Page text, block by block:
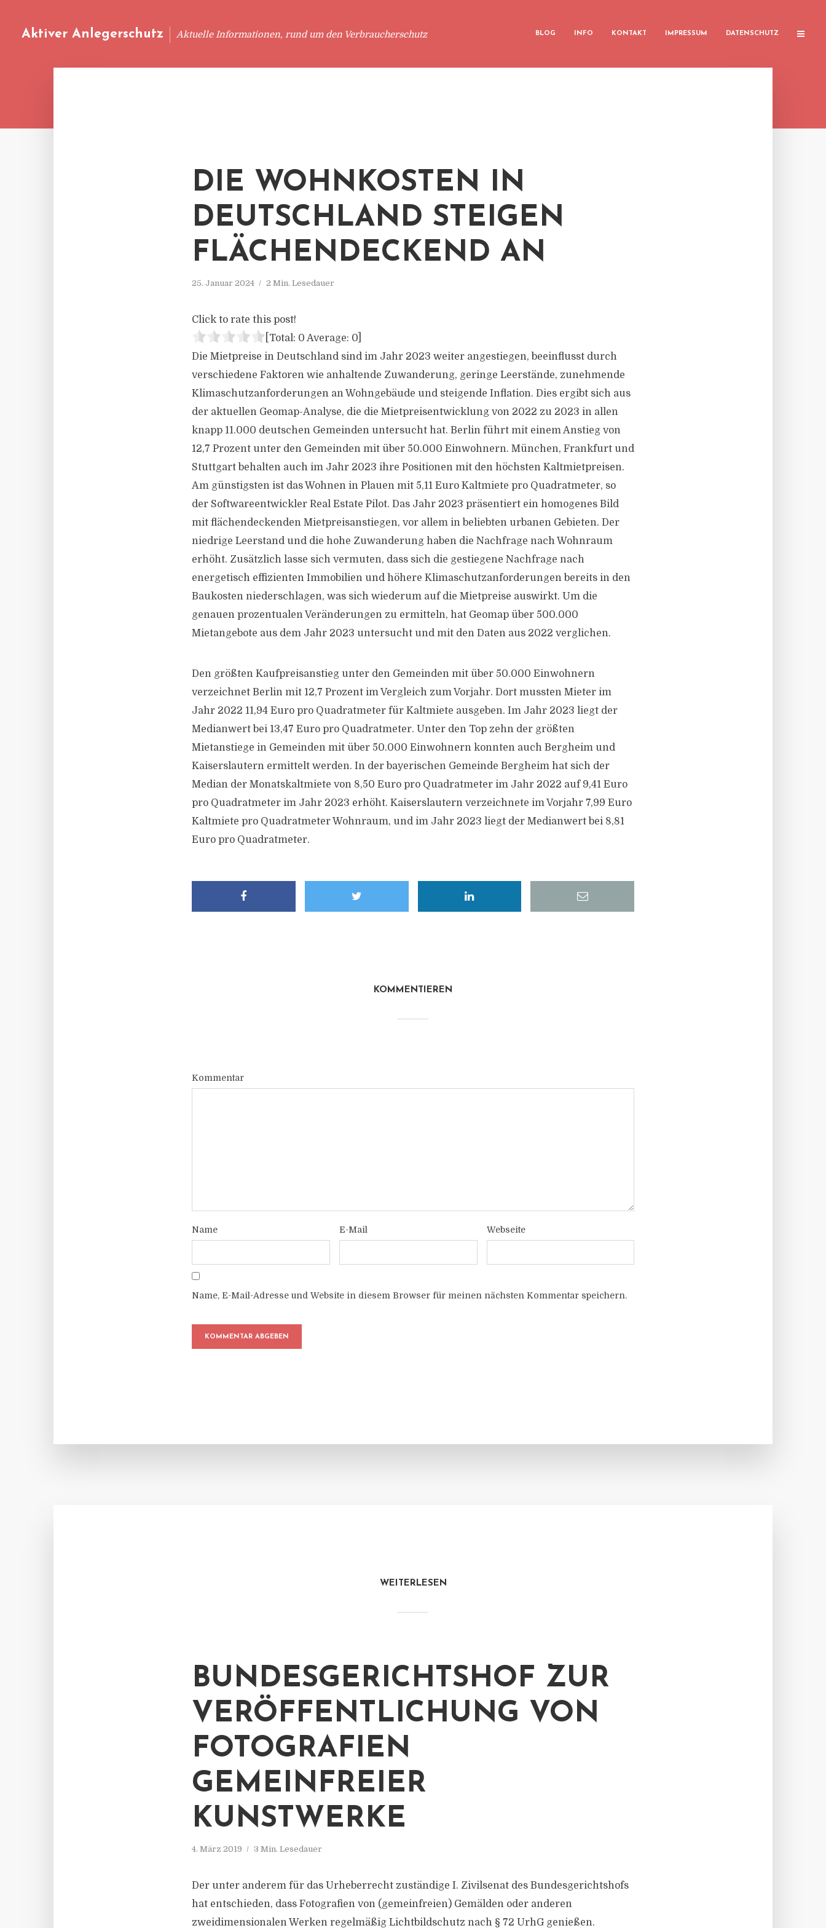
Aktiver Anlegerschutz Aktuelle Informationen, rund um den Verbraucherschutz BLOG INFO KONTAKT IMPRESSUM DATENSCHUTZ
DIE WOHNKOSTEN IN
DEUTSCHLAND STEIGEN
FLÄCHENDECKEND AN
25. Januar 2024 2 Min. Lesedauer
Click to rate this post!
[Total: 0 Average: 0
Die Mietpreise in Deutschland sind im Jahr 2023 weiter angestiegen, beeinflusst durch
verschiedene Faktoren wie anhaltende Zuwanderung, geringe Leerstände, zunehmende
Klimaschutzanforderungen an Wohngebäude und steigende Inflation. Dies ergibt sich aus
der aktuellen Geomap-Analyse, die die Mietpreisentwicklung von 2022 zu 2023 in allen
knapp 11.000 deutschen Gemeinden untersucht hat. Berlin führt mit einem Anstieg von
12,7 Prozent unter den Gemeinden mit über 50.000 Einwohnern. München, Frankfurt und
Stuttgart behalten auch im Jahr 2023 ihre Positionen mit den höchsten Kaltmietpreisen.
Am günstigsten ist das Wohnen in Plauen mit 5,11 Euro Kaltmiete pro Quadratmeter, so
der Softwareentwickler Real Estate Pilot. Das Jahr 2023 präsentiert ein homogenes Bild
mit flächendeckenden Mietpreisanstiegen, vor allem in beliebten urbanen Gebieten. Der
niedrige Leerstand und die hohe Zuwanderung haben die Nachfrage nach Wohnraum
erhöht. Zusätzlich lasse sich vermuten, dass sich die gestiegene Nachfrage nach
energetisch effizienten Immobilien und höhere Klimaschutzanforderungen bereits in den
Baukosten niederschlagen, was sich wiederum auf die Mietpreise auswirkt. Um die
genauen prozentualen Veränderungen zu ermitteln, hat Geomap über 500.000
Mietangebote aus dem Jahr 2023 untersucht und mit den Daten aus 2022 verglichen.
Den größten Kaufpreisanstieg unter den Gemeinden mit über 50.000 Einwohnern
verzeichnet Berlin mit 12,7 Prozent im Vergleich zum Vorjahr. Dort mussten Mieter im
Jahr 2022 11,94 Euro pro Quadratmeter für Kaltmiete ausgeben. Im Jahr 2023 liegt der
Medianwert bei 13,47 Euro pro Quadratmeter. Unter den Top zehn der größten
Mietanstiege in Gemeinden mit über 50.000 Einwohnern konnten auch Bergheim und
Kaiserslautern ermittelt werden. In der bayerischen Gemeinde Bergheim hat sich der
Median der Monatskaltmiete von 8,50 Euro pro Quadratmeter im Jahr 2022 auf 9,41 Euro
pro Quadratmeter im Jahr 2023 erhöht. Kaiserslautern verzeichnete im Vorjahr 7,99 Euro
Kaltmiete pro Quadratmeter Wohnraum, und im Jahr 2023 liegt der Medianwert bei 8,81
Euro pro Quadratmeter.
KOMMENTIEREN
Kommentar
Name E-Mail Webseite
Name, E-Mail-Adresse und Website in diesem Browser für meinen nächsten Kommentar speichern.
WEITERLESEN
BUNDESGERICHTSHOF ZUR
VERÖFFENTLICHUNG VON
FOTOGRAFIEN
GEMEINFREIER
KUNSTWERKE
4. März 2019 3 Min. Lesedauer
Der unter anderem für das Urheberrecht zuständige I. Zivilsenat des Bundesgerichtshofs
hat entschieden, dass Fotografien von (gemeinfreien) Gemälden oder anderen
zweidimensionalen Werken regelmäßig Lichtbildschutz nach § 72 UrhG genießen.